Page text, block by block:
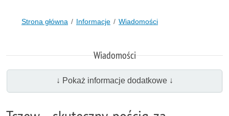
Strona główna Informacje Wiadomości
Wiadomości
↓ Pokaż informacje dodatkowe ↓